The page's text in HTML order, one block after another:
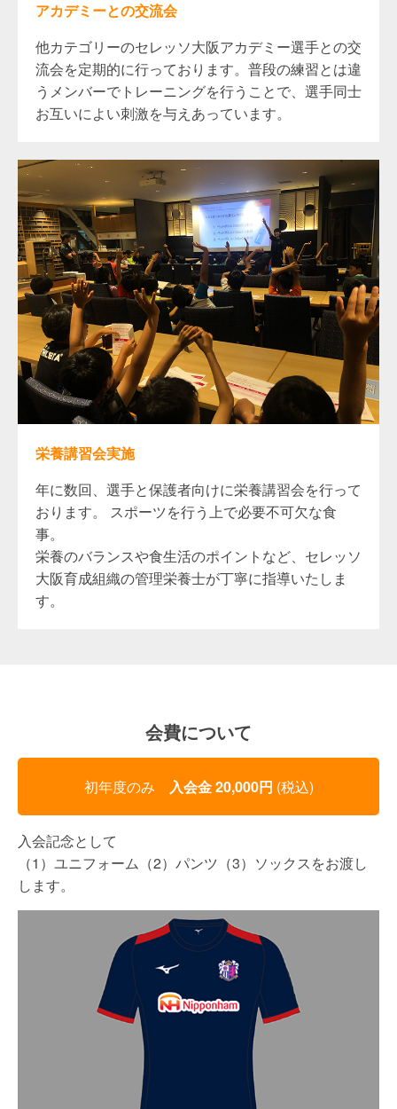
アカデミーとの交流会
他カテゴリーのセレッソ大阪アカデミー選手との交
流会を定期的に行っております。普段の練習とは違
うメンバーでトレーニングを行うことで、選手同士
お互いによい刺激を与えあっています。
栄養講習会実施
年に数回、選手と保護者向けに栄養講習会を行って
おります。 スポーツを行う上で必要不可欠な食
事。
栄養のバランスや食生活のポイントなど、セレッソ
大阪育成組織の管理栄養士が丁寧に指導いたしま
す。
会費について
初年度のみ 入会金 20,000円 (税込)
入会記念として
（1）ユニフォーム（2）パンツ（3）ソックスをお渡し
します。